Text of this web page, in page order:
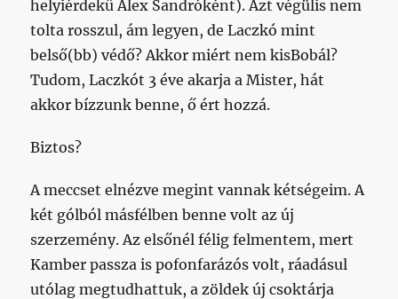
helyiérdekű Alex Sandróként). Azt végülis nem
tolta rosszul, ám legyen, de Laczkó mint
belső(bb) védő? Akkor miért nem kisBobál?
Tudom, Laczkót 3 éve akarja a Mister, hát
akkor bízzunk benne, ő ért hozzá.
Biztos?
A meccset elnézve megint vannak kétségeim. A
két gólból másfélben benne volt az új
szerzemény. Az elsőnél félig felmentem, mert
Kamber passza is pofonfarázós volt, ráadásul
utólag megtudhattuk, a zöldek új csoktárja